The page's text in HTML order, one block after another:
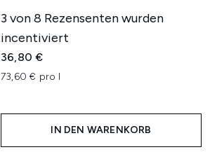
3 von 8 Rezensenten wurden
incentiviert
36,80 €
73,60 € pro l
IN DEN WARENKORB